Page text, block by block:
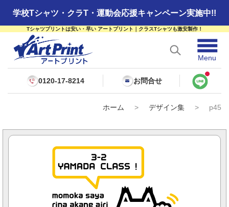
学校Tシャツ・クラT・運動会応援キャンペーン実施中!!
Tシャツプリントは安い・早い アートプリント｜クラスTシャツも激安製作！
☰
Menu
0120-17-8214 お問合せ
ホーム > デザイン集 > p45